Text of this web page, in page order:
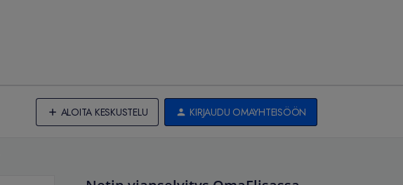
ALOITA KESKUSTELU KIRJAUDU OMAYHTEISÖÖN